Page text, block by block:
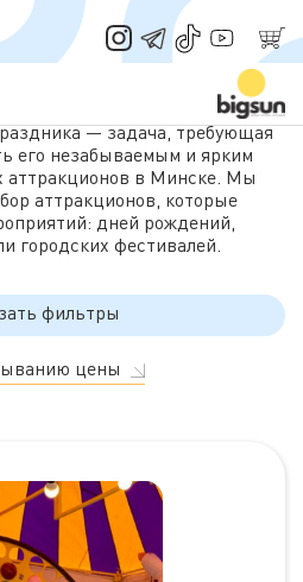
Детские
— задача, требующая
его незабываемым и ярким
аттракционов в Минске. Мы
аттракционов, которые
дней рождений,
городских фестивалей.
фильтры
цены